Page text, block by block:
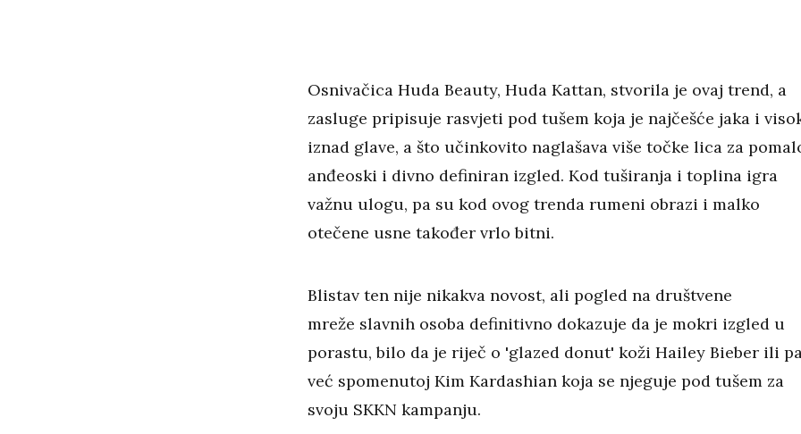
Osnivačica Huda Beauty, Huda Kattan, stvorila je ovaj trend, a
zasluge pripisuje rasvjeti pod tušem koja je najčešće jaka i
iznad glave, a što učinkovito naglašava više točke lica za
anđeoski i divno definiran izgled. Kod tuširanja i toplina igra
važnu ulogu, pa su kod ovog trenda rumeni obrazi i malko
otečene usne također vrlo bitni.
Blistav ten nije nikakva novost, ali pogled na društvene
mreže slavnih osoba definitivno dokazuje da je mokri izgled u
porastu, bilo da je riječ o 'glazed donut' koži Hailey Bieber ili
već spomenutoj Kim Kardashian koja se njeguje pod tušem za
svoju SKKN kampanju.